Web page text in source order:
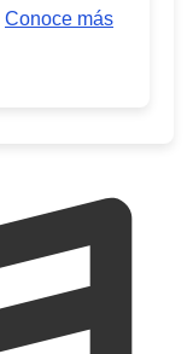
Conoce más